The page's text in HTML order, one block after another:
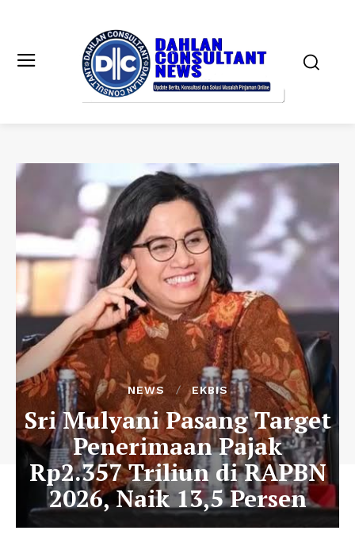
NEWS EKBIS
Sri Mulyani Pasang Target
Penerimaan Pajak
Rp2.357 Triliun di RAPBN
2026, Naik 13,5 Persen